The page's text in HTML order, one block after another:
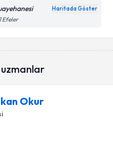
Haritada Göster
Efeler
Okur